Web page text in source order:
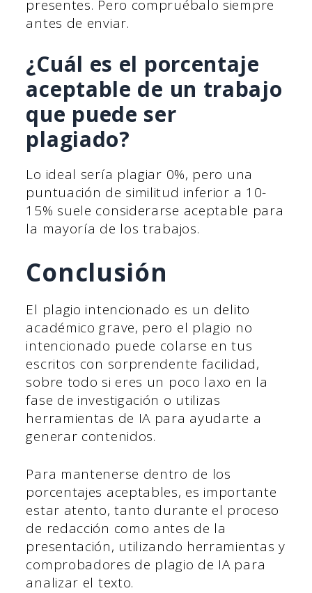
presentes. Pero compruébalo siempre
antes de enviar.
¿Cuál es el porcentaje
aceptable de un trabajo
que puede ser
plagiado?
Lo ideal sería plagiar 0%, pero una
puntuación de similitud inferior a 10-
15% suele considerarse aceptable para
la mayoría de los trabajos.
Conclusión
El plagio intencionado es un delito
académico grave, pero el plagio no
intencionado puede colarse en tus
escritos con sorprendente facilidad,
sobre todo si eres un poco laxo en la
fase de investigación o utilizas
herramientas de IA para ayudarte a
generar contenidos.
Para mantenerse dentro de los
porcentajes aceptables, es importante
estar atento, tanto durante el proceso
de redacción como antes de la
presentación, utilizando herramientas y
comprobadores de plagio de IA para
analizar el texto.